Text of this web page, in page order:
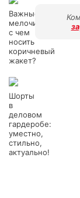
Важные
мелочи:
с чем
носить
коричневый
жакет?
Шорты
в
деловом
гардеробе:
уместно,
стильно,
актуально!